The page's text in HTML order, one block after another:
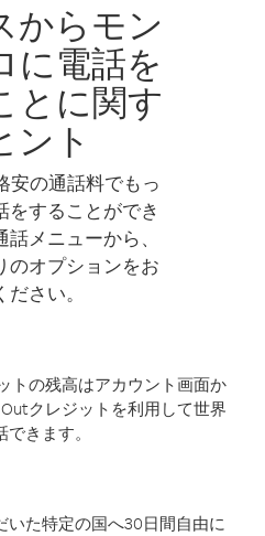
からモン
に電話を
とに関す
ント
安の通話料でもっ
をすることができ
メニューから、
のオプションをお
さい。
トの残高はアカウント画面か
クレジットを利用して世界
きます。
いた特定の国へ30日間自由に